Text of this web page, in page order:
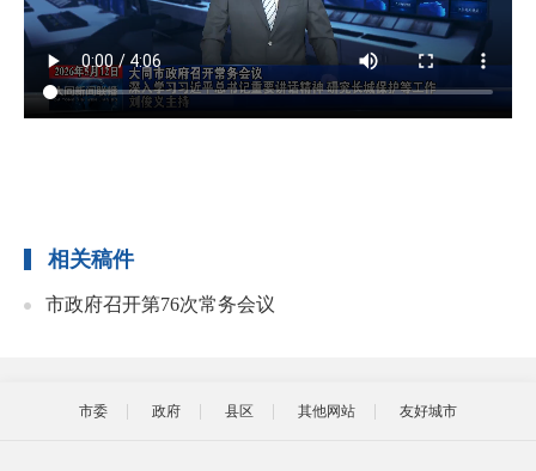
相关稿件
市政府召开第76次常务会议
市委 政府 县区 其他网站 友好城市